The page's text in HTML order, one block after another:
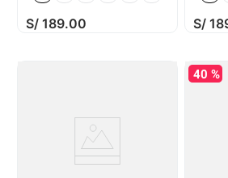
S/ 189.00 S/
40 %